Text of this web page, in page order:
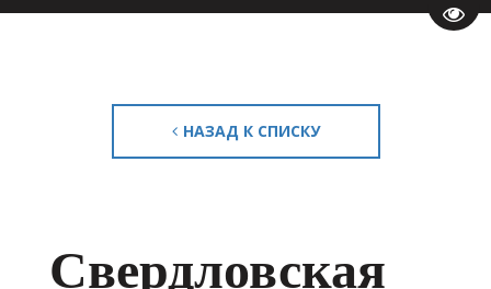
НАЗАД К СПИСКУ
Свердловская